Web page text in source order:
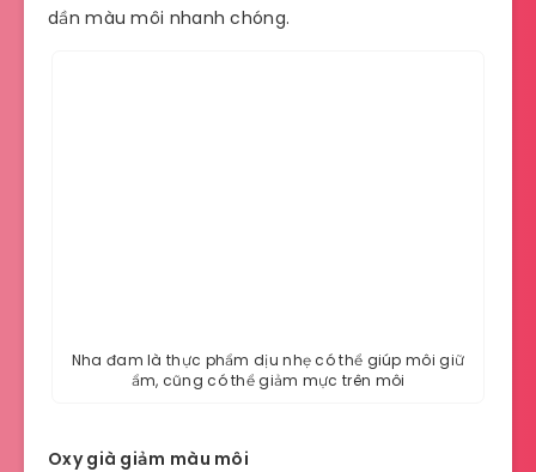
dần màu môi nhanh chóng.
Nha đam là thực phẩm dịu nhẹ có thể giúp môi giữ
ẩm, cũng có thể giảm mực trên môi
Oxy già giảm màu môi